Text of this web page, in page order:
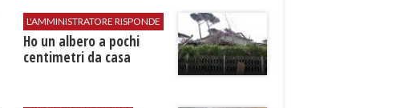
L'AMMINISTRATORE RISPONDE
Ho un albero a pochi
centimetri da casa